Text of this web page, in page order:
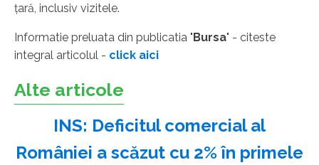
ţară, inclusiv vizitele.
Informatie preluata din publicatia "Bursa" - citeste
integral articolul - click aici
Alte articole
INS: Deficitul comercial al
României a scăzut cu 2% în primele